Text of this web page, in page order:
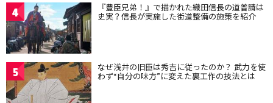
4 『豊臣兄弟！』で描かれた織田信長の道普請は
史実？信長が実施した街道整備の施策を紹介
5 なぜ浅井の旧臣は秀吉に従ったのか？ 武力を使
わず“自分の味方”に変えた裏工作の技法とは